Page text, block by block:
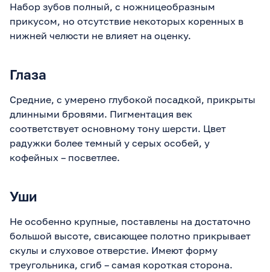
Набор зубов полный, с ножницеобразным
прикусом, но отсутствие некоторых коренных в
нижней челюсти не влияет на оценку.
Глаза
Средние, с умерено глубокой посадкой, прикрыты
длинными бровями. Пигментация век
соответствует основному тону шерсти. Цвет
радужки более темный у серых особей, у
кофейных – посветлее.
Уши
Не особенно крупные, поставлены на достаточно
большой высоте, свисающее полотно прикрывает
скулы и слуховое отверстие. Имеют форму
треугольника, сгиб – самая короткая сторона.